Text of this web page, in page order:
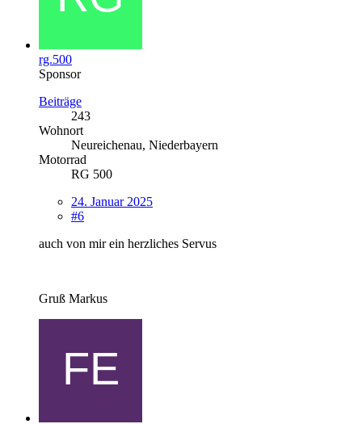
rg.500
Sponsor
Beiträge
243
Wohnort
Neureichenau, Niederbayern
Motorrad
RG 500
24. Januar 2025
#6
auch von mir ein herzliches Servus
Gruß Markus